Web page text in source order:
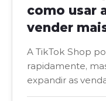
como usar
vender
A TikTok Shop
rapidamente,
expandir as
previsível.